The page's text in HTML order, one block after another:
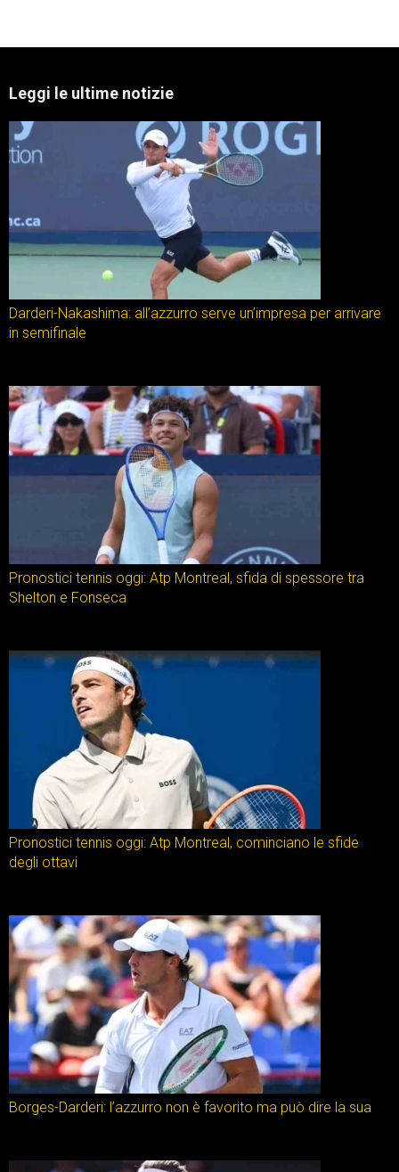
Leggi le ultime notizie
Darderi-Nakashima: all’azzurro serve un’impresa per arrivare
in semifinale
Pronostici tennis oggi: Atp Montreal, sfida di spessore tra
Shelton e Fonseca
Pronostici tennis oggi: Atp Montreal, cominciano le sfide
degli ottavi
Borges-Darderi: l’azzurro non è favorito ma può dire la sua